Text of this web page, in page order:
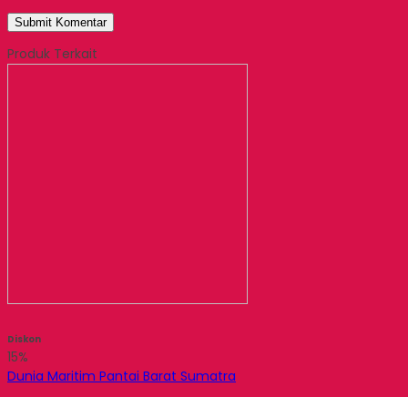
Produk Terkait
Diskon
15%
Dunia Maritim Pantai Barat Sumatra